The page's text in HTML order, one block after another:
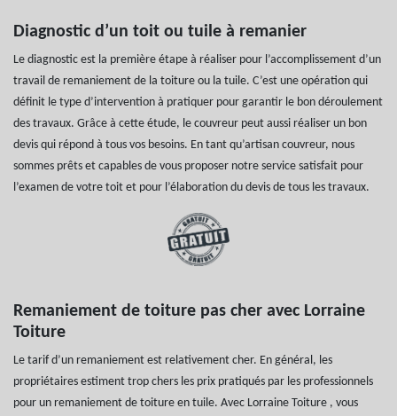
Diagnostic d’un toit ou tuile à remanier
Le diagnostic est la première étape à réaliser pour l’accomplissement d’un
travail de remaniement de la toiture ou la tuile. C’est une opération qui
définit le type d’intervention à pratiquer pour garantir le bon déroulement
des travaux. Grâce à cette étude, le couvreur peut aussi réaliser un bon
devis qui répond à tous vos besoins. En tant qu’artisan couvreur, nous
sommes prêts et capables de vous proposer notre service satisfait pour
l’examen de votre toit et pour l’élaboration du devis de tous les travaux.
Remaniement de toiture pas cher avec Lorraine
Toiture
Le tarif d’un remaniement est relativement cher. En général, les
propriétaires estiment trop chers les prix pratiqués par les professionnels
pour un remaniement de toiture en tuile. Avec Lorraine Toiture , vous